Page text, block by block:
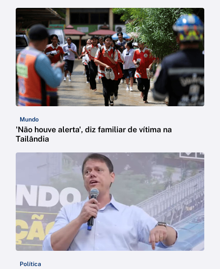
Mundo
'Não houve alerta', diz familiar de vítima na
Tailândia
Política